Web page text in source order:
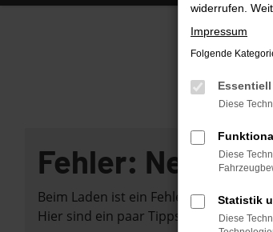
Fehler: Network
Beim Laden ist ein Fehler aufgetreten.
Hier sind ein paar Tipps, die dir helfen
widerrufen.
Impressum
Folgende
Essentiell
Diese
Diese
Statistik
Diese